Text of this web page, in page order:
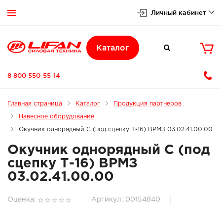
 Личный кабинет
Каталог  
8 800 550-55-14
Главная страница Каталог Продукция партнеров
Навесное оборудование
Окучник однорядный С (под сцепку Т-16) ВРМЗ 03.02.41.00.00
Окучник однорядный С (под
сцепку Т-16) ВРМЗ
03.02.41.00.00
Оценка: Артикул: 00154840